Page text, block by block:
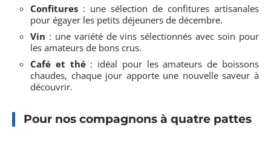
Confitures : une sélection de confitures artisanales
pour égayer les petits déjeuners de décembre.
Vin : une variété de vins sélectionnés avec soin pour
les amateurs de bons crus.
Café et thé: idéal pour les amateurs de boissons
chaudes, chaque jour apporte une nouvelle saveur à
découvrir.
Pour nos compagnons à quatre pattes